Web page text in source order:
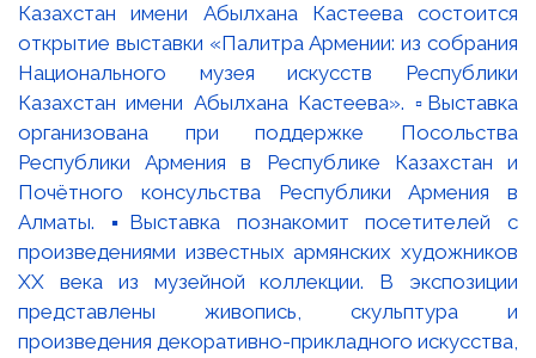
Казахстан имени Абылхана Кастеева состоится
открытие выставки «Палитра Армении: из собрания
Национального музея искусств Республики
Казахстан имени Абылхана Кастеева». ▫️Выставка
организована при поддержке Посольства
Республики Армения в Республике Казахстан и
Почётного консульства Республики Армения в
Алматы. ▪️Выставка познакомит посетителей с
произведениями известных армянских художников
XX века из музейной коллекции. В экспозиции
представлены живопись, скульптура и
произведения декоративно-прикладного искусства,